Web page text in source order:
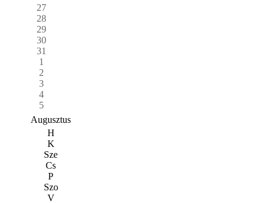
27
28
29
30
31
1
2
3
4
5
Augusztus
H
K
Sze
Cs
P
Szo
V